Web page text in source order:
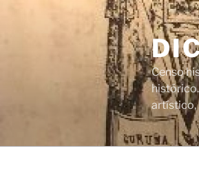
Censo
artístico,